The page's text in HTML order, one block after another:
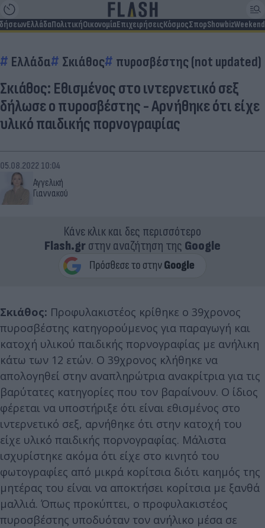
ΕλλάδαΠολιτικήΟικονομίαΕπιχειρήσειςΚόσμοςΣπορShowbizWeekend
Ελλάδα Σκιάθος πυροσβέστης (not updated)
Σκιάθος: Εθισμένος στο ιντερνετικό σεξ
δήλωσε ο πυροσβέστης - Αρνήθηκε ότι είχε
υλικό παιδικής πορνογραφίας
Αγγελική
Γιαννακού
05.08.2022 10:04
Κάνε κλικ και δες περισσότερο
Flash.grστην αναζήτηση της Google
Σκιάθος: Προφυλακιστέος κρίθηκε ο 39χρονος
πυροσβέστης κατηγορούμενος για παραγωγή και
κατοχή υλικού παιδικής πορνογραφίας με ανήλικη
κάτω των 12 ετών. Ο 39χρονος κλήθηκε να
απολογηθεί στην αναπληρώτρια ανακρίτρια για τις
βαρύτατες κατηγορίες που τον βαραίνουν. Ο ίδιος
φέρεται να υποστήριξε ότι είναι εθισμένος στο
ιντερνετικό σεξ, αρνήθηκε ότι στην κατοχή του
είχε υλικό παιδικής πορνογραφίας. Μάλιστα
ισχυρίστηκε ακόμα ότι είχε στο κινητό του
φωτογραφίες από μικρά κορίτσια διότι καημός της
μητέρας του είναι να αποκτήσει κορίτσια με ξανθά
μαλλιά. Όπως προκύπτει, ο προφυλακιστέος
πυροσβέστης υποδυόταν τον ανήλικο μέσα σε